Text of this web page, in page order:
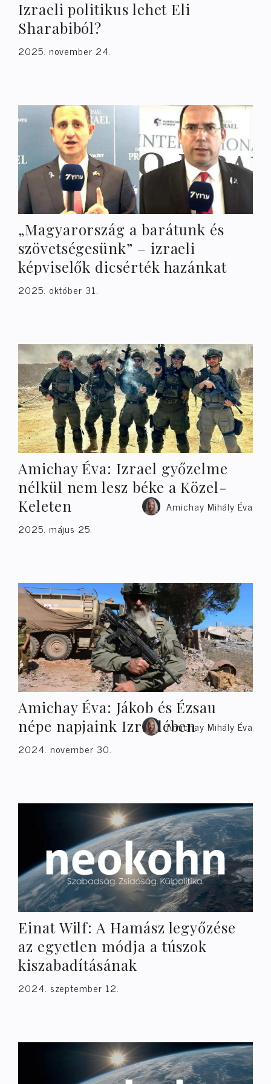
Izraeli politikus lehet Eli
Sharabiból?
2025. november 24.
„Magyarország a barátunk és
szövetségesünk” – izraeli
képviselők dicsérték hazánkat
2025. október 31.
Amichay Éva: Izrael győzelme
nélkül nem lesz béke a Közel-
Keleten
Amichay Mihály Éva
2025. május 25.
Amichay Éva: Jákob és Ézsau
népe napjaink IzraelébenAmichay Mihály Éva
2024. november 30.
Einat Wilf: A Hamász legyőzése
az egyetlen módja a túszok
kiszabadításának
2024. szeptember 12.